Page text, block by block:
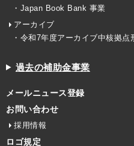
・Japan Book Bank 事業
アーカイブ
・令和7年度アーカイブ中核拠点
過去の補助金事業
メールニュース登録
お問い合わせ
採用情報
ロゴ規定